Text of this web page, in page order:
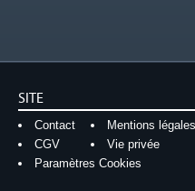
SITE
Contact
Mentions légales
CGV
Vie privée
Paramètres Cookies